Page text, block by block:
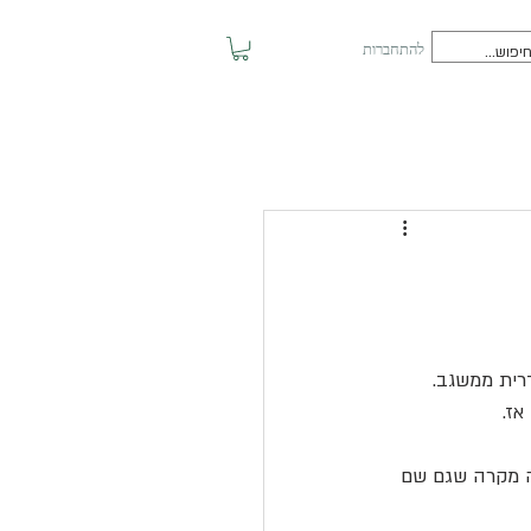
להתחברות
ממשגב.
מקרה שגם שם